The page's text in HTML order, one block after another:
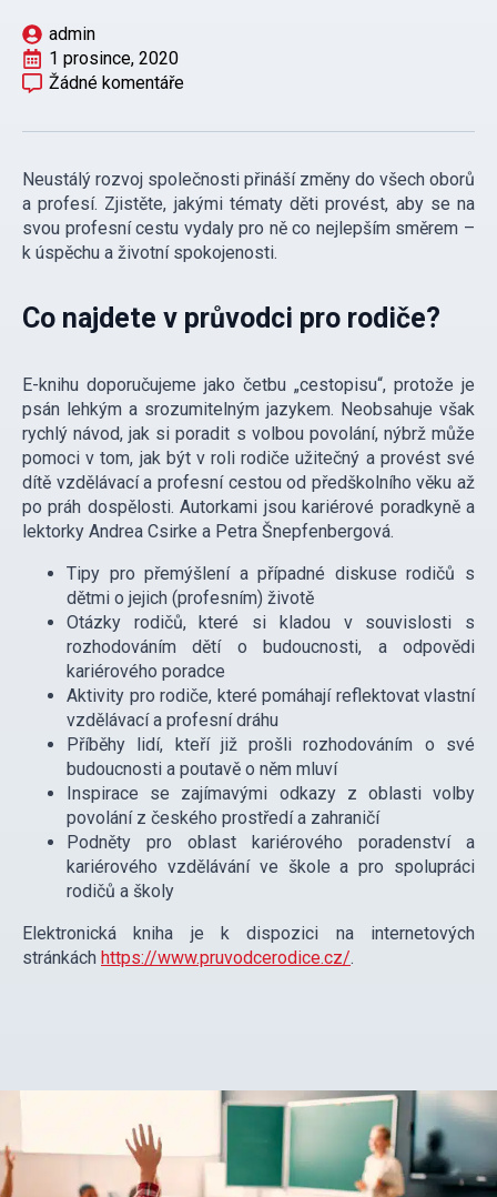
admin
1 prosince, 2020
Žádné komentáře
Neustálý rozvoj společnosti přináší změny do všech oborů
a profesí. Zjistěte, jakými tématy děti provést, aby se na
svou profesní cestu vydaly pro ně co nejlepším směrem –
k úspěchu a životní spokojenosti.
Co najdete v průvodci pro rodiče?
E-knihu doporučujeme jako četbu „cestopisu“, protože je
psán lehkým a srozumitelným jazykem. Neobsahuje však
rychlý návod, jak si poradit s volbou povolání, nýbrž může
pomoci v tom, jak být v roli rodiče užitečný a provést své
dítě vzdělávací a profesní cestou od předškolního věku až
po práh dospělosti. Autorkami jsou kariérové poradkyně a
lektorky Andrea Csirke a Petra Šnepfenbergová.
Tipy pro přemýšlení a případné diskuse rodičů s
dětmi o jejich (profesním) životě
Otázky rodičů, které si kladou v souvislosti s
rozhodováním dětí o budoucnosti, a odpovědi
kariérového poradce
Aktivity pro rodiče, které pomáhají reflektovat vlastní
vzdělávací a profesní dráhu
Příběhy lidí, kteří již prošli rozhodováním o své
budoucnosti a poutavě o něm mluví
Inspirace se zajímavými odkazy z oblasti volby
povolání z českého prostředí a zahraničí
Podněty pro oblast kariérového poradenství a
kariérového vzdělávání ve škole a pro spolupráci
rodičů a školy
Elektronická kniha je k dispozici na internetových
stránkách https://www.pruvodcerodice.cz/.